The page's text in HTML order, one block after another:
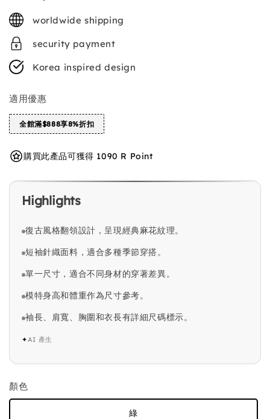
price
worldwide shipping
security payment
Korea inspired design
適用優惠
全館滿$888享8%折扣
購買此產品可獲得 1090 R Point
Highlights
復古風格翻領設計，呈現經典麻花紋理。
短袖針織面料，適合多種季節穿搭。
單一尺寸，適合不同身材的穿著差異。
模特身高和體重作為尺寸參考。
袖長、肩寬、胸圍和衣長有詳細尺碼標示。
✦AI 產生
顏色
綠